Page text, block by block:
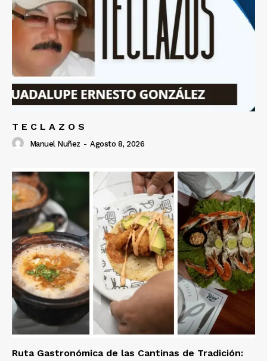
T E C L A Z O S
Manuel Nuñez - Agosto 8, 2026
Ruta Gastronómica de las Cantinas de Tradición: